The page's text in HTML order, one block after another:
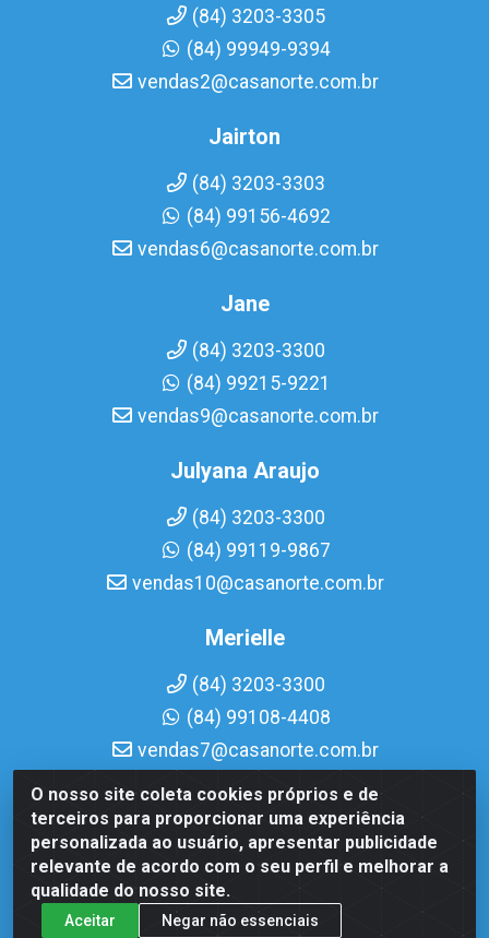
O nosso site coleta cookies próprios e de
terceiros para proporcionar uma experiência
personalizada ao usuário, apresentar publicidade
relevante de acordo com o seu perfil e melhorar a
qualidade do nosso site.
Aceitar Negar não essenciais
(84) 3203-3305
(84) 99949-9394
vendas2@casanorte.com.br
Jairton
(84) 3203-3303
(84) 99156-4692
vendas6@casanorte.com.br
Jane
(84) 3203-3300
(84) 99215-9221
vendas9@casanorte.com.br
Julyana Araujo
(84) 3203-3300
(84) 99119-9867
vendas10@casanorte.com.br
Merielle
(84) 3203-3300
(84) 99108-4408
vendas7@casanorte.com.br
Casa Norte LTDA - Av. Interventor Mário Câmara, 1815 - Dix-
Sept Rosado, Natal/RN - CEP 59054-600 - CNPJ
08.713.513/0001-51